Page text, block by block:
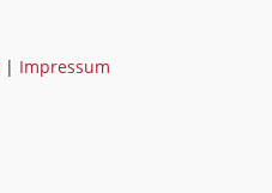
| Impressum